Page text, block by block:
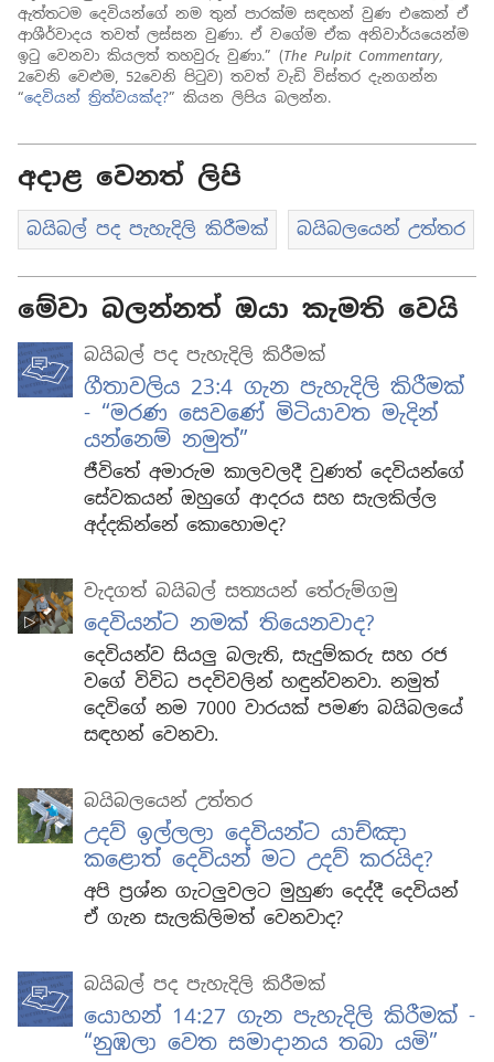
ඇත්තටම දෙවියන්ගේ නම තුන් පාරක්ම සඳහන් වුණ එකෙන් ඒ
ආශීර්වාදය තවත් ලස්සන වුණා. ඒ වගේම ඒක අනිවාර්යයෙන්ම
ඉටු වෙනවා කියලත් තහවුරු වුණා.” (The Pulpit Commentary,
2වෙනි වෙළුම, 52වෙනි පිටුව) තවත් වැඩි විස්තර දැනගන්න
“දෙවියන් ත්‍රිත්වයක්ද?” කියන ලිපිය බලන්න.
අදාළ වෙනත් ලිපි
බයිබල් පද පැහැදිලි කිරීමක් බයිබලයෙන් උත්තර
මේවා බලන්නත් ඔයා කැමති වෙයි
බයිබල් පද පැහැදිලි කිරීමක්
ගීතාවලිය 23:4 ගැන පැහැදිලි කිරීමක්
- “මරණ සෙවණේ මිටියාවත මැදින්
යන්නෙම් නමුත්”
ජීවිතේ අමාරුම කාලවලදී වුණත් දෙවියන්ගේ
සේවකයන් ඔහුගේ ආදරය සහ සැලකිල්ල
අද්දකින්නේ කොහොමද?
වැදගත් බයිබල් සත්‍යයන් තේරුම්ගමු
දෙවියන්ට නමක් තියෙනවාද?
දෙවියන්ව සියලු බලැති, සැදුම්කරු සහ රජ
වගේ විවිධ පදවිවලින් හඳුන්වනවා. නමුත්
දෙවිගේ නම 7000 වාරයක් පමණ බයිබලයේ
සඳහන් වෙනවා.
බයිබලයෙන් උත්තර
උදව් ඉල්ලලා දෙවියන්ට යාච්ඤා
කළොත් දෙවියන් මට උදව් කරයිද?
අපි ප්‍රශ්න ගැටලුවලට මුහුණ දෙද්දී දෙවියන්
ඒ ගැන සැලකිලිමත් වෙනවාද?
බයිබල් පද පැහැදිලි කිරීමක්
යොහන් 14:27 ගැන පැහැදිලි කිරීමක් -
“නුඹලා වෙත සමාදානය තබා යමි”